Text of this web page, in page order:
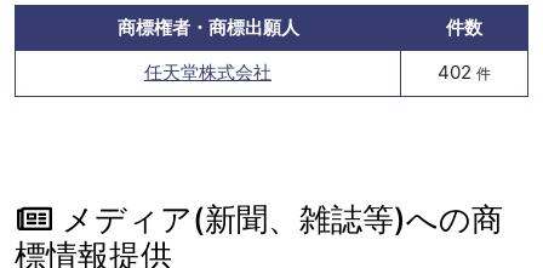
商標権者・商標出願人
件数
任天堂株式会社
402 件
メディア(新聞、雑誌等)への商
標情報提供